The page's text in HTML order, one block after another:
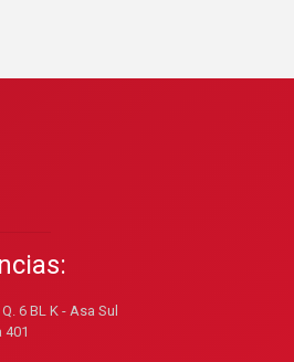
6 BL K - Asa Sul
401